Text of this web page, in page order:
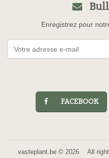
Enregistrez pour
FACEBOOK
vasteplant.be © 2026 All